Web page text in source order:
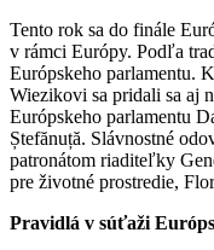
Tento rok sa do finále
v rámci Európy. Podľa
Európskeho parlamentu.
Wiezikovi sa pridali sa aj
Európskeho parlamentu
Ștefănuță. Slávnostné
patronátom riaditeľky
pre životné prostredie,
Pravidlá v súťaži